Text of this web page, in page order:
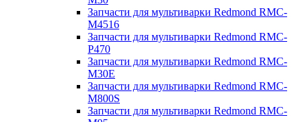
Запчасти для мультиварки Redmond RMC-
M4516
Запчасти для мультиварки Redmond RMC-
P470
Запчасти для мультиварки Redmond RMC-
M30E
Запчасти для мультиварки Redmond RMC-
M800S
Запчасти для мультиварки Redmond RMC-